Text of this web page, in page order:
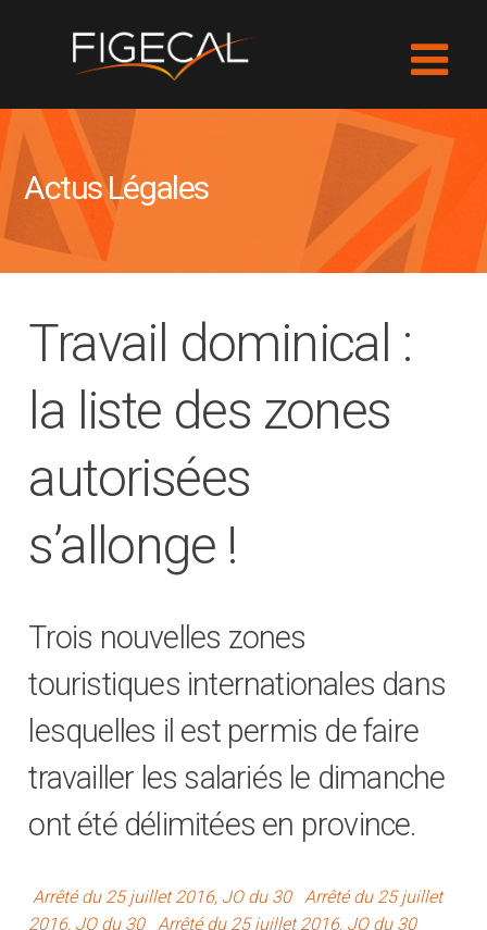
Actus Légales
Travail dominical :
la liste des zones
autorisées
s’allonge !
Trois nouvelles zones
touristiques internationales dans
lesquelles il est permis de faire
travailler les salariés le dimanche
ont été délimitées en province.
Arrêté du 25 juillet 2016, JO du 30
Arrêté du 25 juillet
2016, JO du 30
Arrêté du 25 juillet 2016, JO du 30